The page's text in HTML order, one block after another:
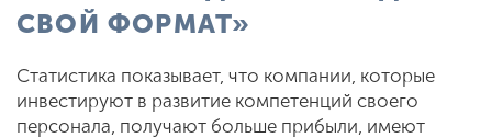
СВОЙ ФОРМАТ»
Статистика показывает, что компании, которые
инвестируют в развитие компетенций своего
персонала, получают больше прибыли, имеют